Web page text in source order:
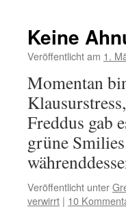
Keine
Veröffentlicht am 1.
Momentan
Freddus gab
grüne
Veröffentlicht unter
verwirrt | 10